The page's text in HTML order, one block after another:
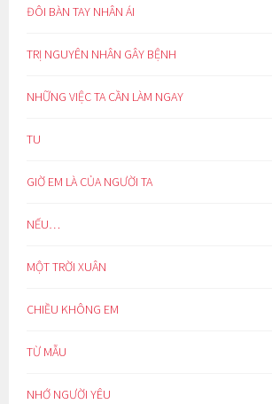
ĐÔI BÀN TAY NHÂN ÁI
TRỊ NGUYÊN NHÂN GÂY BỆNH
NHỮNG VIỆC TA CẦN LÀM NGAY
TU
GIỜ EM LÀ CỦA NGƯỜI TA
NẾU…
MỘT TRỜI XUÂN
CHIỀU KHÔNG EM
TỪ MẪU
NHỚ NGƯỜI YÊU